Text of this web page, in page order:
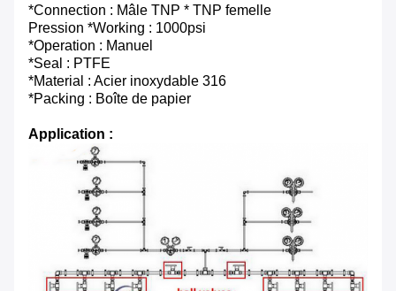
*Connection : Mâle TNP * TNP femelle
Pression *Working : 1000psi
*Operation : Manuel
*Seal : PTFE
*Material : Acier inoxydable 316
*Packing : Boîte de papier
Application :